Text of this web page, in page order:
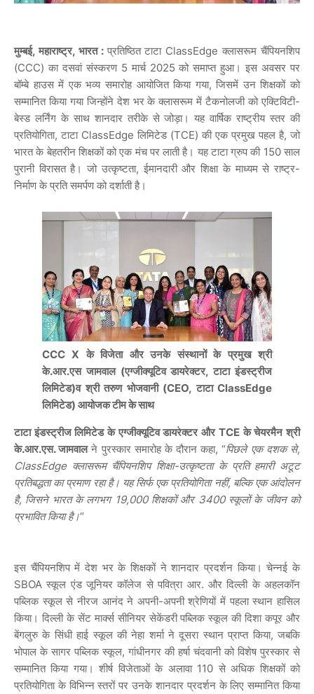
मुम्बई, महाराष्ट्र, भारत : प्रतिष्ठित टाटा ClassEdge क्लासरूम चैंपियनशिप
(CCC) का दसवां संस्करण 5 मार्च 2025 को समाप्त हुआ। इस अवसर पर
बॉम्बे हाउस में एक भव्य समारोह आयोजित किया गया, जिसमें उन शिक्षकों को
सम्मानित किया गया जिन्होंने देश भर के क्लासरूम में टैकनोलजी को एक्टिविटी-
बेस्ड लर्निंग के साथ शानदार तरीके से जोड़ा। यह वार्षिक राष्ट्रीय स्तर की
प्रतियोगिता, टाटा ClassEdge लिमिटेड (TCE) की एक प्रमुख पहल है, जो
भारत के बेहतरीन शिक्षकों को एक मंच पर लाती है। यह टाटा ग्रुप की 150 साल
पुरानी विरासत है। जो उत्कृष्टता, ईमानदारी और शिक्षा के माध्यम से राष्ट्र-
निर्माण के प्रति समर्पण को दर्शाती है।
CCC X के विजेता और उनके संस्थानों के प्रमुख श्री
के.आर.एस जामवाल (एग्जीक्यूटिव डायरेक्टर, टाटा इंडस्ट्रीज
लिमिटेड)व श्री तरुण भोजवानी (CEO, टाटा ClassEdge
लिमिटेड) आयोजक टीम के साथ
टाटा इंडस्ट्रीज लिमिटेड के एग्जीक्यूटिव डायरेक्टर और TCE के चेयरमैन श्री
के.आर.एस. जामवालने पुरस्कार समारोह के दौरान कहा, “पिछले एक दशक से,
ClassEdge क्लासरूम चैंपियनशिप शिक्षा-उत्कृष्टता के प्रति हमारी अटूट
प्रतिबद्धता का प्रमाण रहा है। यह सिर्फ एक प्रतियोगिता नहीं, बल्कि एक आंदोलन
है, जिसने भारत के लगभग 19,000 शिक्षकों और 3400 स्कूलों के जीवन को
प्रभावित किया है।“
इस चैंपियनशिप में देश भर के शिक्षकों ने शानदार प्रदर्शन किया। चेन्नई के
SBOA स्कूल एंड जूनियर कॉलेज से पवित्रा आर. और दिल्ली के अहलकॉन
पब्लिक स्कूल से नीरज आनंद ने अपनी-अपनी श्रेणियों में पहला स्थान हासिल
किया। दिल्ली के सेंट मार्क्स सीनियर सेकेंडरी पब्लिक स्कूल की दिशा कपूर और
बेंगलुरु के सिंधी हाई स्कूल की नेहा शर्मा ने दूसरा स्थान प्राप्त किया, जबकि
भोपाल के सागर पब्लिक स्कूल, गांधीनगर की हर्षा चंदवानी को विशेष पुरस्कार से
सम्मानित किया गया। शीर्ष विजेताओं के अलावा 110 से अधिक शिक्षकों को
प्रतियोगिता के विभिन्न स्तरों पर उनके शानदार प्रदर्शन के लिए सम्मानित किया